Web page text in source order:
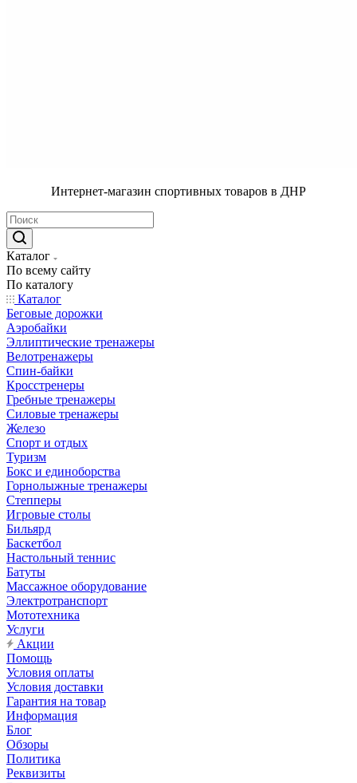
Интернет-магазин спортивных товаров в ДНР
Каталог
По всему сайту
По каталогу
Каталог
Беговые дорожки
Аэробайки
Эллиптические тренажеры
Велотренажеры
Спин-байки
Кросстренеры
Гребные тренажеры
Силовые тренажеры
Железо
Спорт и отдых
Туризм
Бокс и единоборства
Горнолыжные тренажеры
Степперы
Игровые столы
Бильярд
Баскетбол
Настольный теннис
Батуты
Массажное оборудование
Электротранспорт
Мототехника
Услуги
Акции
Помощь
Условия оплаты
Условия доставки
Гарантия на товар
Информация
Блог
Обзоры
Политика
Реквизиты